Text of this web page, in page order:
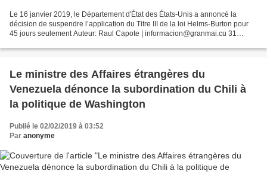
Le 16 janvier 2019, le Département d'État des États-Unis a annoncé la
décision de suspendre l’application du Titre III de la loi Helms-Burton pour
45 jours seulement Auteur: Raul Capote | informacion@granmai.cu 31
Le ministre des Affaires étrangères du
Venezuela dénonce la subordination du Chili à
la politique de Washington
Publié le 02/02/2019 à 03:52
Par anonyme